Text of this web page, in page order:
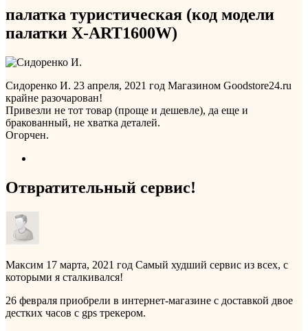
палатка туристическая (код модели
палатки X-ART1600W)
Сидоренко И. 23 апреля, 2021 год Магазином Goodstore24.ru
крайне разочарован!
Привезли не тот товар (проще и дешевле), да еще и
бракованный, не хватка деталей.
Огорчен.
Отвратительный сервис!
Максим 17 марта, 2021 год Самый худший сервис из всех, с
которыми я сталкивался!
26 февраля приобрели в интернет-магазине с доставкой двое
дестких часов с gps трекером.